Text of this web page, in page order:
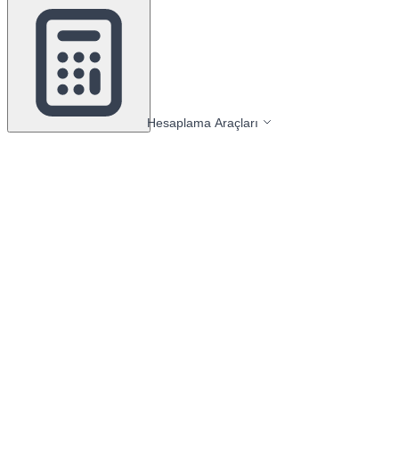
Hesaplama Araçları